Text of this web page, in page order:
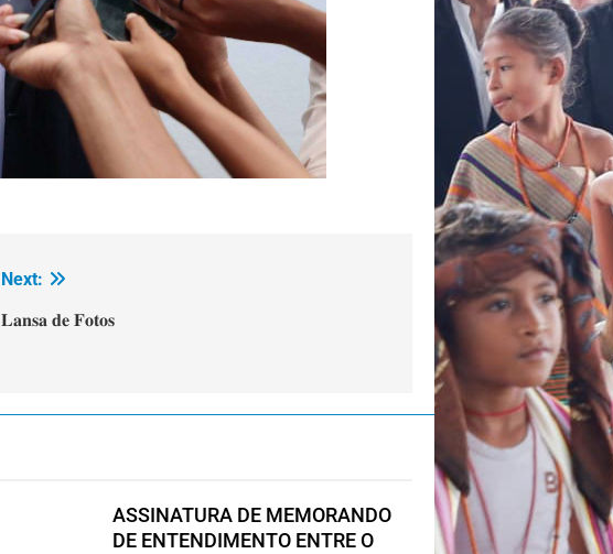
Next:
𝐋𝐚𝐧𝐬𝐚 𝐝𝐞 𝐅𝐨𝐭𝐨𝐬
ASSINATURA DE MEMORANDO
DE ENTENDIMENTO ENTRE O